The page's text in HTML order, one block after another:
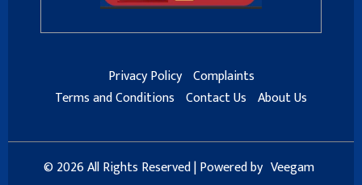
Privacy Policy Complaints
Terms and Conditions Contact Us About Us
© 2026 All Rights Reserved | Powered by Veegam